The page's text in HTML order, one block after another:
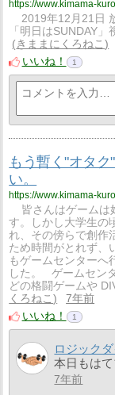
2019年12月21日
「明日はSUNDAY
きままにくろねこ
いいね！
1
もう暫く"オタ
い。
皆さんはゲームは
す。しかし大学生の
れ、その傍らで創作
ため時間がとれず、
もゲームセンターへ
した。 ゲームセン
どの格闘ゲームや
くろねこ
7年前
いいね！
1
ロジック
本日もは
7年前